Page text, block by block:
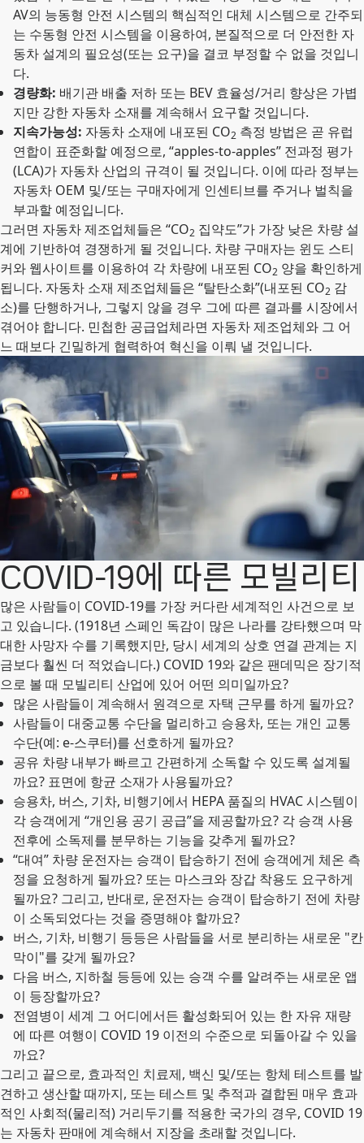
AV의 능동형 안전 시스템의 핵심적인 대체 시스템으로 간주되
는 수동형 안전 시스템을 이용하여, 본질적으로 더 안전한 자
동차 설계의 필요성(또는 요구)을 결코 부정할 수 없을 것입니
다.
경량화: 배기관 배출 저하 또는 BEV 효율성/거리 향상은 가볍
지만 강한 자동차 소재를 계속해서 요구할 것입니다.
지속가능성: 자동차 소재에 내포된 CO2 측정 방법은 곧 유럽
연합이 표준화할 예정으로, “apples-to-apples” 전과정 평가
(LCA)가 자동차 산업의 규격이 될 것입니다. 이에 따라 정부는
자동차 OEM 및/또는 구매자에게 인센티브를 주거나 벌칙을
부과할 예정입니다.
그러면 자동차 제조업체들은 “CO2 집약도”가 가장 낮은 차량 설
계에 기반하여 경쟁하게 될 것입니다. 차량 구매자는 윈도 스티
커와 웹사이트를 이용하여 각 차량에 내포된 CO2 양을 확인하게
됩니다. 자동차 소재 제조업체들은 “탈탄소화”(내포된 CO2 감
소)를 단행하거나, 그렇지 않을 경우 그에 따른 결과를 시장에서
겪어야 합니다. 민첩한 공급업체라면 자동차 제조업체와 그 어
느 때보다 긴밀하게 협력하여 혁신을 이뤄 낼 것입니다.
COVID-19에 따른 모빌리티
많은 사람들이 COVID-19를 가장 커다란 세계적인 사건으로 보
고 있습니다. (1918년 스페인 독감이 많은 나라를 강타했으며 막
대한 사망자 수를 기록했지만, 당시 세계의 상호 연결 관계는 지
금보다 훨씬 더 적었습니다.) COVID 19와 같은 팬데믹은 장기적
으로 볼 때 모빌리티 산업에 있어 어떤 의미일까요?
많은 사람들이 계속해서 원격으로 자택 근무를 하게 될까요?
사람들이 대중교통 수단을 멀리하고 승용차, 또는 개인 교통
수단(예: e-스쿠터)를 선호하게 될까요?
공유 차량 내부가 빠르고 간편하게 소독할 수 있도록 설계될
까요? 표면에 항균 소재가 사용될까요?
승용차, 버스, 기차, 비행기에서 HEPA 품질의 HVAC 시스템이
각 승객에게 “개인용 공기 공급”을 제공할까요? 각 승객 사용
전후에 소독제를 분무하는 기능을 갖추게 될까요?
“대여” 차량 운전자는 승객이 탑승하기 전에 승객에게 체온 측
정을 요청하게 될까요? 또는 마스크와 장갑 착용도 요구하게
될까요? 그리고, 반대로, 운전자는 승객이 탑승하기 전에 차량
이 소독되었다는 것을 증명해야 할까요?
버스, 기차, 비행기 등등은 사람들을 서로 분리하는 새로운 "칸
막이"를 갖게 될까요?
다음 버스, 지하철 등등에 있는 승객 수를 알려주는 새로운 앱
이 등장할까요?
전염병이 세계 그 어디에서든 활성화되어 있는 한 자유 재량
에 따른 여행이 COVID 19 이전의 수준으로 되돌아갈 수 있을
까요?
그리고 끝으로, 효과적인 치료제, 백신 및/또는 항체 테스트를 발
견하고 생산할 때까지, 또는 테스트 및 추적과 결합된 매우 효과
적인 사회적(물리적) 거리두기를 적용한 국가의 경우, COVID 19
는 자동차 판매에 계속해서 지장을 초래할 것입니다.